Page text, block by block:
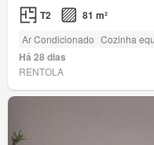
T2 81 m²
Ar Condicionado Cozinha
Há 28 dias
RENTOLA